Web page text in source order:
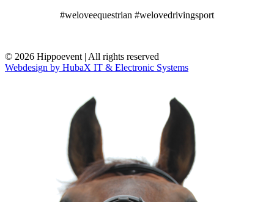
#weloveequestrian #welovedrivingsport
© 2026 Hippoevent | All rights reserved
Webdesign by HubaX IT & Electronic Systems